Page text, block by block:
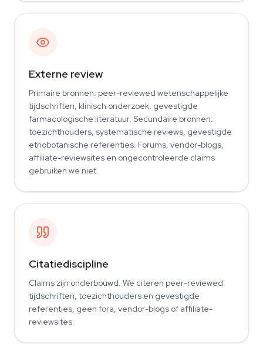
Externe review
Primaire bronnen: peer-reviewed wetenschappelijke
tijdschriften, klinisch onderzoek, gevestigde
farmacologische literatuur. Secundaire bronnen:
toezichthouders, systematische reviews, gevestigde
etnobotanische referenties. Forums, vendor-blogs,
affiliate-reviewsites en ongecontroleerde claims
gebruiken we niet.
Citatiediscipline
Claims zijn onderbouwd. We citeren peer-reviewed
tijdschriften, toezichthouders en gevestigde
referenties, geen fora, vendor-blogs of affiliate-
reviewsites.